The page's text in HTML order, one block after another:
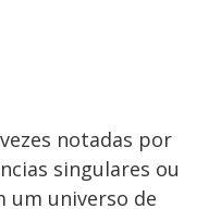
notadas por
singulares ou
um universo de